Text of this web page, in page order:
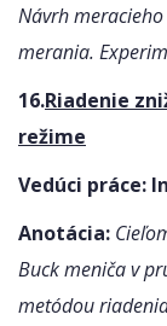
Návrh
merania.
16.Riadenie
režime
Vedúci práce:
Anotácia:
Buck meniča v
metódou